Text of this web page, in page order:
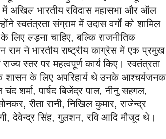
में अखिल भारतीय रविदास महासभा और ऑल
स्वतंत्रता संग्राम में उदास वर्गों को शामिल
लड़ना चाहिए, बल्कि राजनीतिक
राम ने भारतीय राष्ट्रीय कांग्रेस में एक प्रमुख
स्तर पर महत्वपूर्ण कार्य किए। स्वतंत्रता
शासन के लिए अपरिहार्य थे उनके आश्चर्यजनक
शर्मा, पार्षद बिजेंद्र पाल, नीनु सहगल,
रीता रानी, निखिल कुमार, राजेन्द्र
देवेन्द्र सिंह, गुलशन, रवि आदि मौजूद थे।